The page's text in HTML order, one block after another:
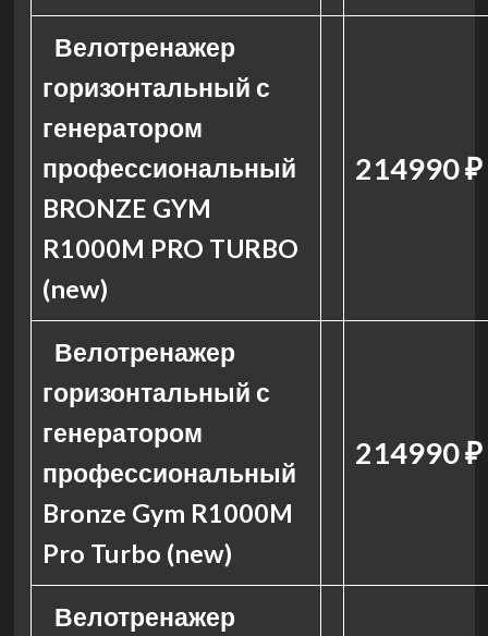
Велотренажер
горизонтальный с
генератором
профессиональный
BRONZE GYM
R1000M PRO TURBO
(new)
214990 ₽
Велотренажер
горизонтальный с
генератором
профессиональный
Bronze Gym R1000M
Pro Turbo (new)
214990 ₽
Велотренажер